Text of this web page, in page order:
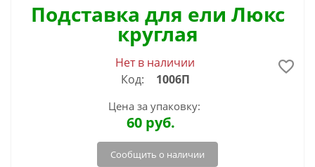
Подставка для ели Люкс
круглая
Нет в наличии
Код:
1006П
Цена за упаковку:
60руб.
Сообщить о наличии